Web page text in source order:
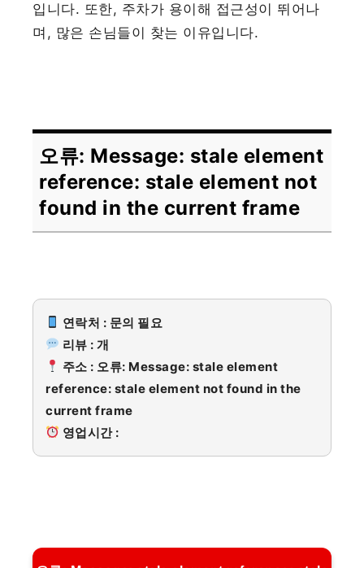
입니다. 또한, 주차가 용이해 접근성이 뛰어나
며, 많은 손님들이 찾는 이유입니다.
오류: Message: stale element
reference: stale element not
found in the current frame
연락처 : 문의 필요
리뷰 : 개
주소 : 오류: Message: stale element
reference: stale element not found in the
current frame
영업시간 :